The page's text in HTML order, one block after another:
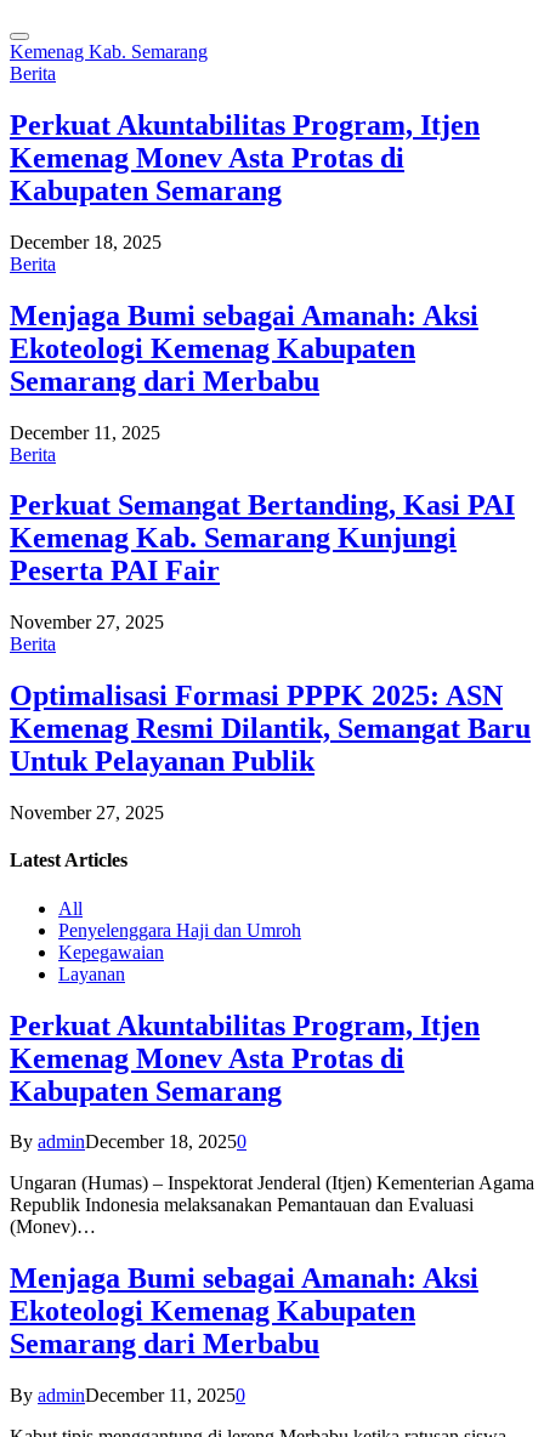
Kemenag Kab. Semarang
Berita
Perkuat Akuntabilitas Program, Itjen
Kemenag Monev Asta Protas di
Kabupaten Semarang
December 18, 2025
Berita
Menjaga Bumi sebagai Amanah: Aksi
Ekoteologi Kemenag Kabupaten
Semarang dari Merbabu
December 11, 2025
Berita
Perkuat Semangat Bertanding, Kasi PAI
Kemenag Kab. Semarang Kunjungi
Peserta PAI Fair
November 27, 2025
Berita
Optimalisasi Formasi PPPK 2025: ASN
Kemenag Resmi Dilantik, Semangat Baru
Untuk Pelayanan Publik
November 27, 2025
Latest Articles
All
Penyelenggara Haji dan Umroh
Kepegawaian
Layanan
Perkuat Akuntabilitas Program, Itjen
Kemenag Monev Asta Protas di
Kabupaten Semarang
By adminDecember 18, 20250
Ungaran (Humas) – Inspektorat Jenderal (Itjen) Kementerian Agama
Republik Indonesia melaksanakan Pemantauan dan Evaluasi
(Monev)…
Menjaga Bumi sebagai Amanah: Aksi
Ekoteologi Kemenag Kabupaten
Semarang dari Merbabu
By adminDecember 11, 20250